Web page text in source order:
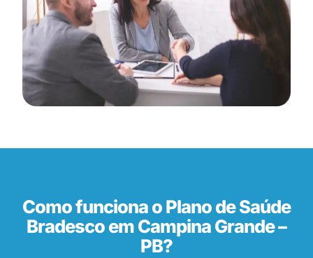
Como funciona o Plano de Saúde
Bradesco em Campina Grande –
PB?